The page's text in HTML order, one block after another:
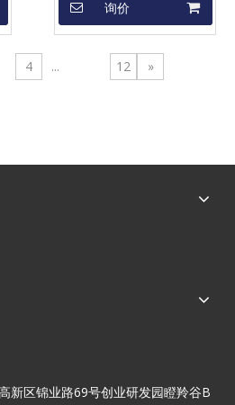
询价
4 ... 12 »
新区锦业路69号创业研发园瞪羚谷B